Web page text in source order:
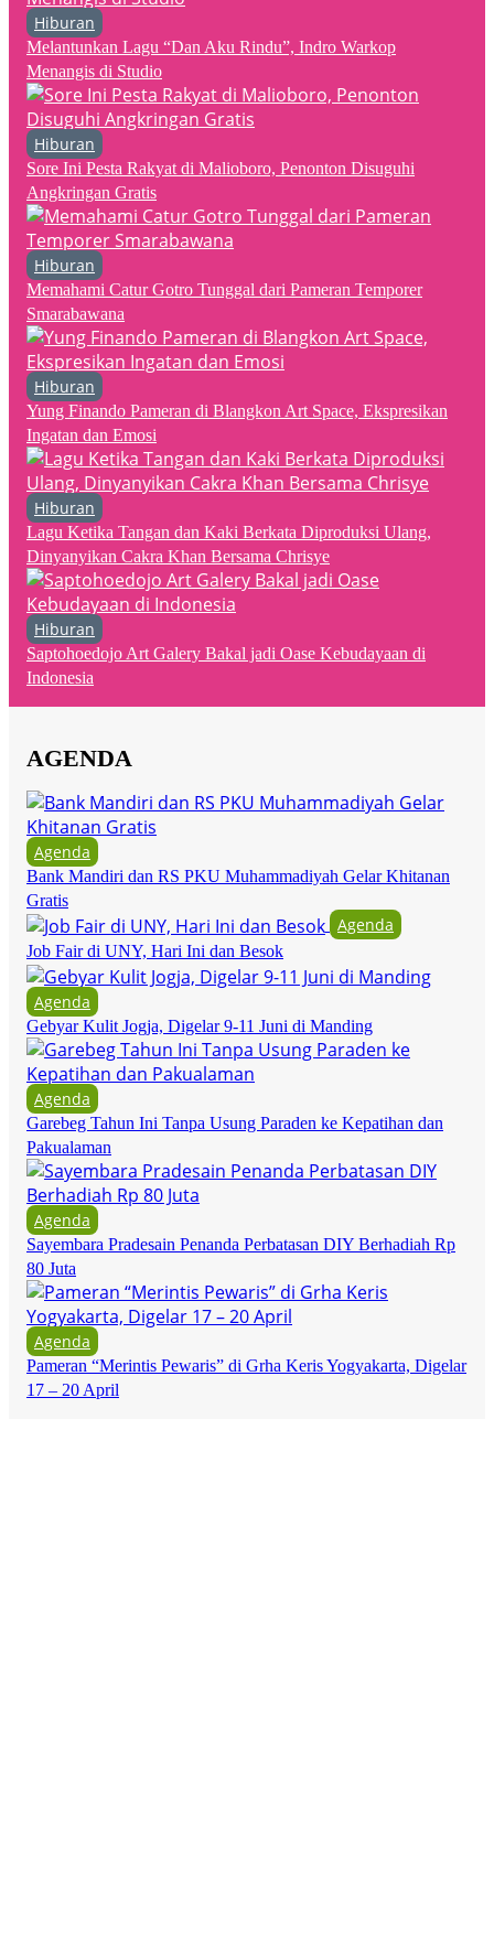
Hiburan
Melantunkan Lagu “Dan Aku Rindu”, Indro Warkop
Menangis di Studio
Hiburan
Sore Ini Pesta Rakyat di Malioboro, Penonton Disuguhi
Angkringan Gratis
Hiburan
Memahami Catur Gotro Tunggal dari Pameran Temporer
Smarabawana
Hiburan
Yung Finando Pameran di Blangkon Art Space, Ekspresikan
Ingatan dan Emosi
Hiburan
Lagu Ketika Tangan dan Kaki Berkata Diproduksi Ulang,
Dinyanyikan Cakra Khan Bersama Chrisye
Hiburan
Saptohoedojo Art Galery Bakal jadi Oase Kebudayaan di
Indonesia
AGENDA
Agenda
Bank Mandiri dan RS PKU Muhammadiyah Gelar Khitanan
Gratis
Agenda
Job Fair di UNY, Hari Ini dan Besok
Agenda
Gebyar Kulit Jogja, Digelar 9-11 Juni di Manding
Agenda
Garebeg Tahun Ini Tanpa Usung Paraden ke Kepatihan dan
Pakualaman
Agenda
Sayembara Pradesain Penanda Perbatasan DIY Berhadiah Rp
80 Juta
Agenda
Pameran “Merintis Pewaris” di Grha Keris Yogyakarta, Digelar
17 – 20 April